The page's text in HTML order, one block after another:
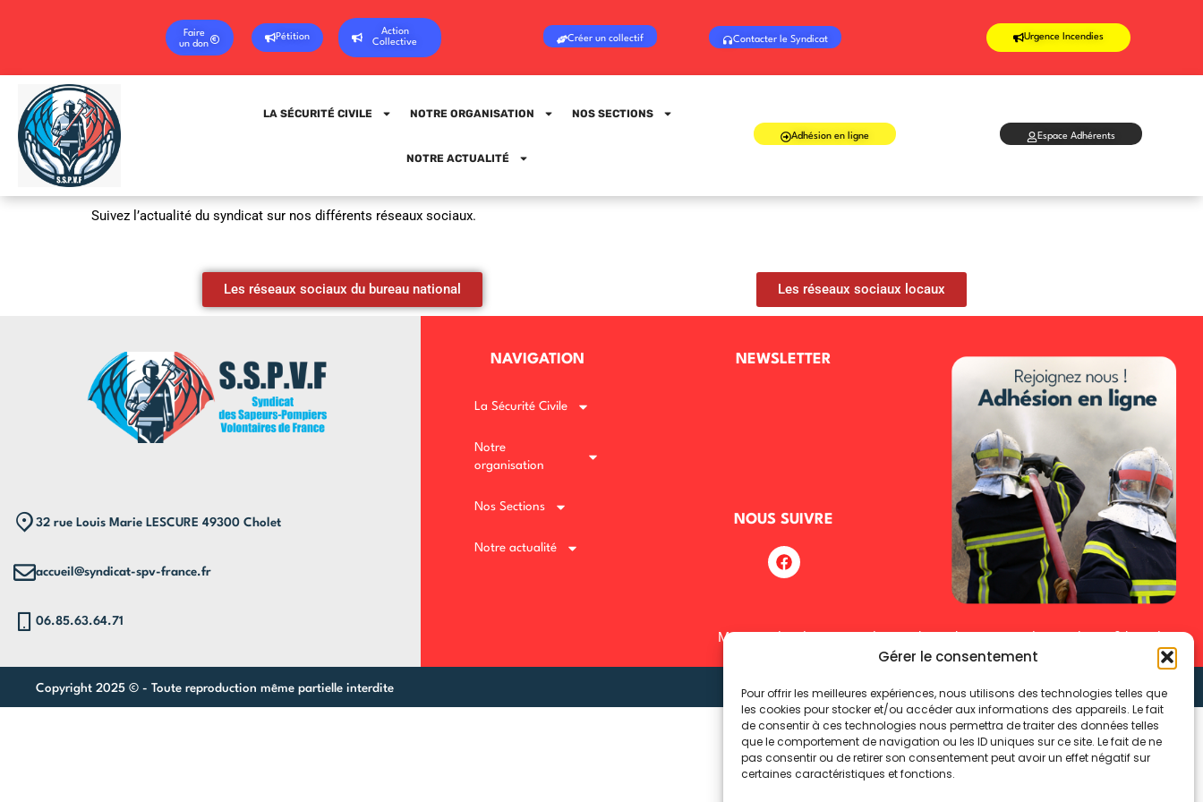
Gérer le consentement
Pour offrir les meilleures expériences, nous utilisons des technologies telles que
les cookies pour stocker et/ou accéder aux informations des appareils. Le fait
de consentir à ces technologies nous permettra de traiter des données telles
que le comportement de navigation ou les ID uniques sur ce site. Le fait de ne
pas consentir ou de retirer son consentement peut avoir un effet négatif sur
certaines caractéristiques et fonctions.
Faire
un don
Pétition
Action
Collective
Créer un collectif Contacter le Syndicat Urgence Incendies
LA SÉCURITÉ CIVILE NOTRE ORGANISATION NOS SECTIONS
NOTRE ACTUALITÉ
Adhésion en ligne Espace Adhérents
Suivez l’actualité du syndicat sur nos différents réseaux sociaux.
Les réseaux sociaux du bureau national Les réseaux sociaux locaux
32 rue Louis Marie LESCURE 49300 Cholet
accueil@syndicat-spv-france.fr
06.85.63.64.71
NAVIGATION
La Sécurité Civile
Notre
organisation
Nos Sections
Notre actualité
NEWSLETTER
NOUS SUIVRE
Mentions légales
Copyright 2025 © - Toute reproduction même partielle interdite
Sign in
Remember me